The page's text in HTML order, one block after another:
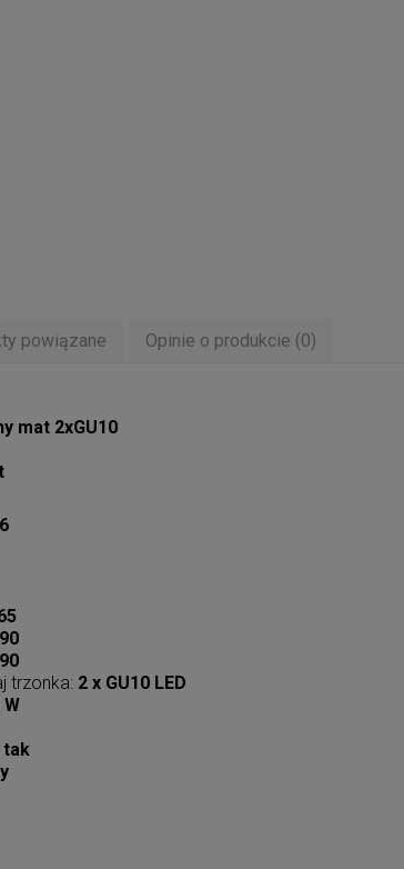
powiązane Opinie o produkcie (0)
mat 2xGU10
trzonka: 2 x GU10 LED
W
tak